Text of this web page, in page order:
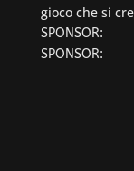
gioco che si
SPONSOR:
SPONSOR: